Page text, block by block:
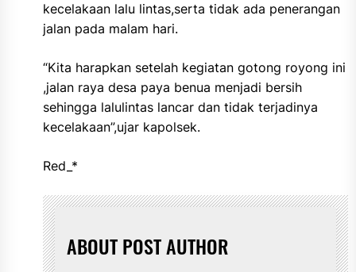
kecelakaan lalu lintas,serta tidak ada penerangan
jalan pada malam hari.
“Kita harapkan setelah kegiatan gotong royong ini
,jalan raya desa paya benua menjadi bersih
sehingga lalulintas lancar dan tidak terjadinya
kecelakaan”,ujar kapolsek.
Red_*
ABOUT POST AUTHOR